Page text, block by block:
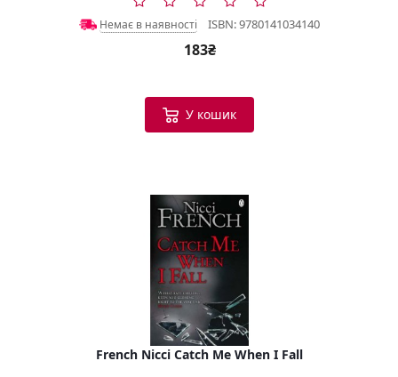
Немає в наявності ISBN: 9780141034140
183₴
У кошик
French Nicci Catch Me When I Fall